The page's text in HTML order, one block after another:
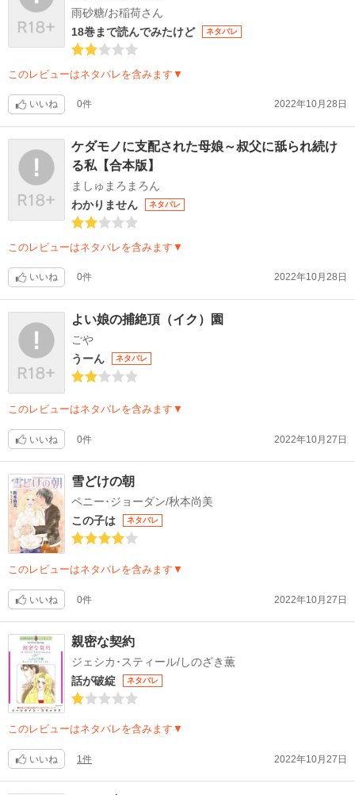
雨砂糖/お稲荷さん
18巻まで読んでみたけど
ネタバレ
このレビューはネタバレを含みます▼
いいね 0件 2022年10月28日
ケダモノに支配された母娘～叔父に舐られ続け
る私【合本版】
ましゅまろまろん
わかりません
ネタバレ
このレビューはネタバレを含みます▼
いいね 0件 2022年10月28日
よい娘の捕絶頂（イク）園
ごや
うーん
ネタバレ
このレビューはネタバレを含みます▼
いいね 0件 2022年10月27日
雪どけの朝
ペニー･ジョーダン/秋本尚美
この子は
ネタバレ
このレビューはネタバレを含みます▼
いいね 0件 2022年10月27日
親密な契約
ジェシカ･スティール/しのざき薫
話が破綻
ネタバレ
このレビューはネタバレを含みます▼
いいね 1件 2022年10月27日